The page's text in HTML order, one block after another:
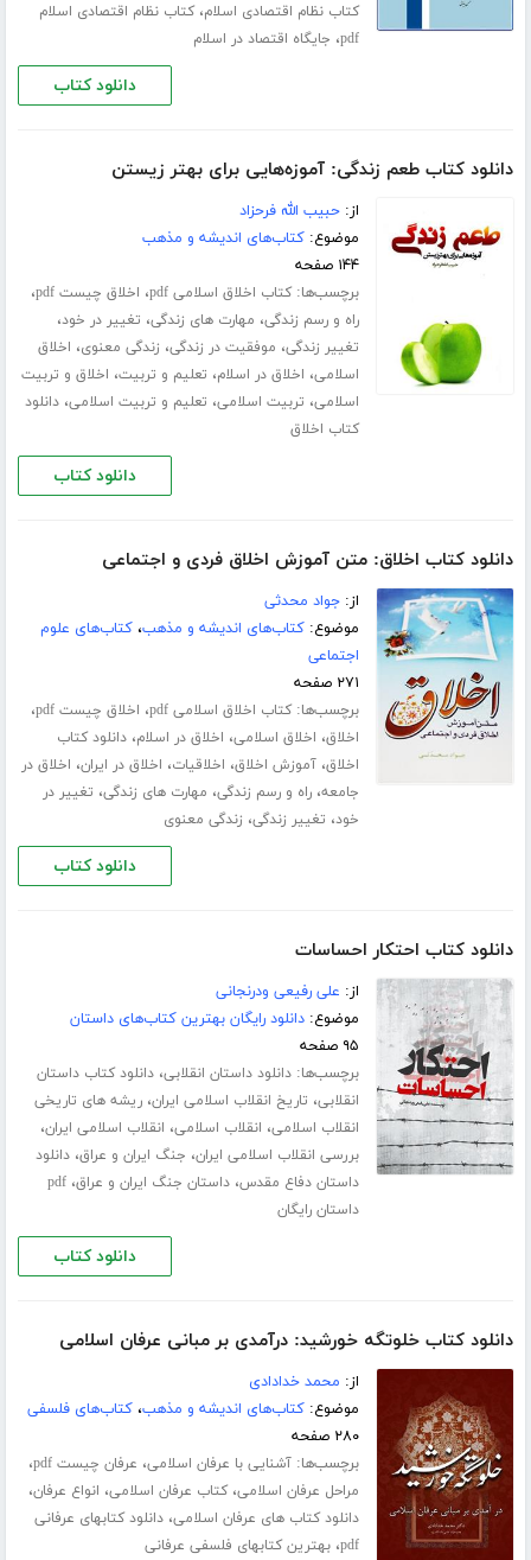
کتاب نظام اقتصادی اسلام،کتاب نظام اقتصادی اسلام
pdf، جایگاه اقتصاد در اسلام
دانلود کتاب
دانلود کتاب طعم زندگی: آموزه‌هایی برای بهتر زیستن
از:حبیب الله فرحزاد
موضوع:کتاب‌های اندیشه و مذهب
۱۴۴ صفحه
برچسب‌ها:کتاب اخلاق اسلامی pdf ، اخلاق چیست pdf ،
راه و رسم زندگی، مهارت های زندگی، تغییر در خود،
تغییر زندگی، موفقیت در زندگی، زندگی معنوی، اخلاق
اسلامی، اخلاق در اسلام، تعلیم و تربیت، اخلاق و تربیت
اسلامی، تربیت اسلامی، تعلیم و تربیت اسلامی،دانلود
کتاب اخلاق
دانلود کتاب
دانلود کتاب اخلاق: متن آموزش اخلاق فردی و اجتماعی
از:جواد محدثی
موضوع:کتاب‌های اندیشه و مذهب،کتاب‌های علوم
اجتماعی
۲۷۱ صفحه
برچسب‌ها:کتاب اخلاق اسلامی pdf ، اخلاق چیست pdf ،
اخلاق، اخلاق اسلامی، اخلاق در اسلام،دانلود کتاب
اخلاق،آموزش اخلاق، اخلاقیات، اخلاق در ایران، اخلاق در
جامعه،راه و رسم زندگی، مهارت های زندگی، تغییر در
خود، تغییر زندگی، زندگی معنوی
دانلود کتاب
دانلود کتاب احتکار احساسات
از: علی رفیعی ودرنجانی
موضوع:دانلود رایگان بهترین کتاب‌های داستان
۹۵ صفحه
برچسب‌ها:دانلود داستان انقلابی،دانلود کتاب داستان
انقلابی، تاریخ انقلاب اسلامی ایران،ریشه های تاریخی
انقلاب اسلامی، انقلاب اسلامی، انقلاب اسلامی ایران،
بررسی انقلاب اسلامی ایران، جنگ ایران و عراق،دانلود
داستان دفاع مقدس،داستان جنگ ایران و عراق،pdf
داستان رایگان
دانلود کتاب
دانلود کتاب خلوتگه خورشید: درآمدی بر مبانی عرفان اسلامی
از: محمد خدادادی
موضوع:کتاب‌های اندیشه و مذهب،کتاب‌های فلسفی
۲۸۰ صفحه
برچسب‌ها:آشنایی با عرفان اسلامی، عرفان چیست pdf ،
مراحل عرفان اسلامی،کتاب عرفان اسلامی، انواع عرفان،
دانلود کتاب های عرفان اسلامی،دانلود کتابهای عرفانی
pdf،بهترین کتابهای فلسفی عرفانی